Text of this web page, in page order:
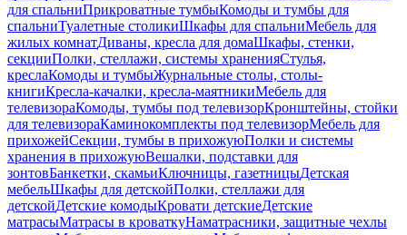
для спальниПрикроватные тумбыКомоды и тумбы для
спальниТуалетные столикиШкафы для спальниМебель для
жилых комнатДиваны, кресла для домаШкафы, стенки,
секцииПолки, стеллажи, системы храненияСтулья,
креслаКомоды и тумбыЖурнальные столы, столы-
книгиКресла-качалки, кресла-маятникиМебель для
телевизораКомоды, тумбы под телевизорКронштейны, стойки
для телевизораКаминокомплекты под телевизорМебель для
прихожейСекции, тумбы в прихожуюПолки и системы
хранения в прихожуюВешалки, подставки для
зонтовБанкетки, скамьиКлючницы, газетницыДетская
мебельШкафы для детскойПолки, стеллажи для
детскойДетские комодыКровати детскиеДетские
матрасыМатрасы в кроваткуНаматрасники, защитные чехлы